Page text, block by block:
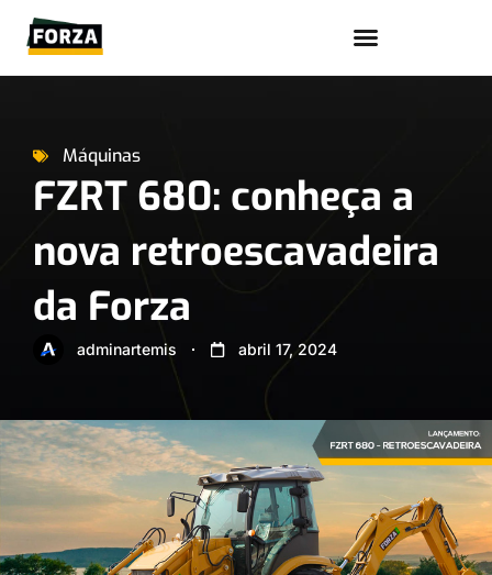
Máquinas
FZRT 680: conheça a
nova retroescavadeira
da Forza
adminartemis abril 17, 2024